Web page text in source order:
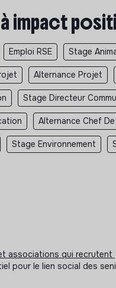
impact
Emploi RSE Stage
Alternance Projet
Stage Directeur
Alternance Chef
Stage Environnement
associations qui recrutent
pour le lien social des